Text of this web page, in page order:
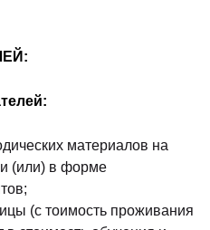
материалов на
(или) в форме
(с тоимость проживания